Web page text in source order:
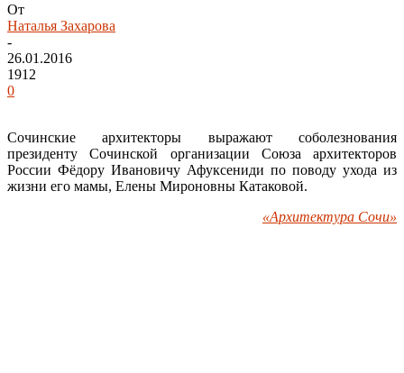
От
Наталья Захарова
-
26.01.2016
1912
0
Сочинские архитекторы выражают соболезнования
президенту Сочинской организации Союза архитекторов
России Фёдору Ивановичу Афуксениди по поводу ухода из
жизни его мамы, Елены Мироновны Катаковой.
«Архитектура Сочи»